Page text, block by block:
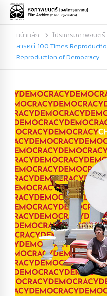
หน้าหลัก
โปรแกรมภาพยนตร์
สารคดี: 100 Times
Reproduction of Democracy